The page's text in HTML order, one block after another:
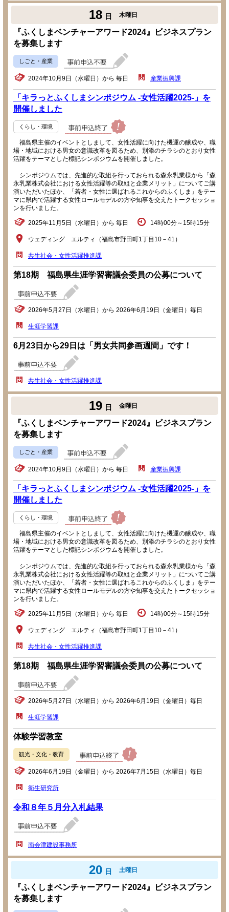
18 日 木曜日
『ふくしまベンチャーアワード2024』ビジネスプラン
を募集します
しごと・産業
2024年10月9日（水曜日）から 毎日 産業振興課
「キラっとふくしまシンポジウム -女性活躍2025-」を
開催しました
くらし・環境
福島県主催のイベントとしまして、女性活躍に向けた機運の醸成や、職
場・地域における男女の意識改革を図るため、別添のチラシのとおり女性
活躍をテーマとした標記シンポジウムを開催しました。
シンポジウムでは、先進的な取組を行っておられる森永乳業様から「森
永乳業株式会社における女性活躍等の取組と企業メリット」についてご講
演いただいたほか、「若者・女性に選ばれるこれからのふくしま」をテー
マに県内で活躍する女性ロールモデルの方や知事を交えたトークセッショ
ンを行いました。
2025年11月5日（水曜日）から 毎日 14時00分～15時15分
ウェディング エルティ（福島市野田町1丁目10－41）
共生社会・女性活躍推進課
第18期 福島県生涯学習審議会委員の公募について
2026年5月27日（水曜日）から 2026年6月19日（金曜日）毎日
生涯学習課
6月23日から29日は「男女共同参画週間」です！
共生社会・女性活躍推進課
19 日 金曜日
『ふくしまベンチャーアワード2024』ビジネスプラン
を募集します
しごと・産業
2024年10月9日（水曜日）から 毎日 産業振興課
「キラっとふくしまシンポジウム -女性活躍2025-」を
開催しました
くらし・環境
福島県主催のイベントとしまして、女性活躍に向けた機運の醸成や、職
場・地域における男女の意識改革を図るため、別添のチラシのとおり女性
活躍をテーマとした標記シンポジウムを開催しました。
シンポジウムでは、先進的な取組を行っておられる森永乳業様から「森
永乳業株式会社における女性活躍等の取組と企業メリット」についてご講
演いただいたほか、「若者・女性に選ばれるこれからのふくしま」をテー
マに県内で活躍する女性ロールモデルの方や知事を交えたトークセッショ
ンを行いました。
2025年11月5日（水曜日）から 毎日 14時00分～15時15分
ウェディング エルティ（福島市野田町1丁目10－41）
共生社会・女性活躍推進課
第18期 福島県生涯学習審議会委員の公募について
2026年5月27日（水曜日）から 2026年6月19日（金曜日）毎日
生涯学習課
体験学習教室
観光・文化・教育
2026年6月19日（金曜日）から 2026年7月15日（水曜日）毎日
衛生研究所
令和８年５月分入札結果
南会津建設事務所
20 日 土曜日
『ふくしまベンチャーアワード2024』ビジネスプラン
を募集します